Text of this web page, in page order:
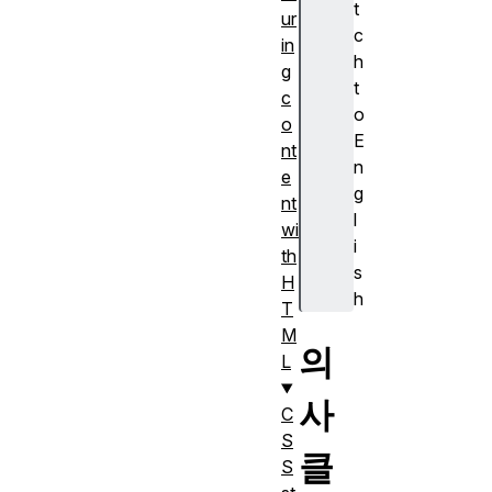
t
c
h
t
o
E
n
g
l
i
s
h
의
사
클
ur
in
g
c
o
nt
e
nt
wi
th
H
T
M
L
C
S
S